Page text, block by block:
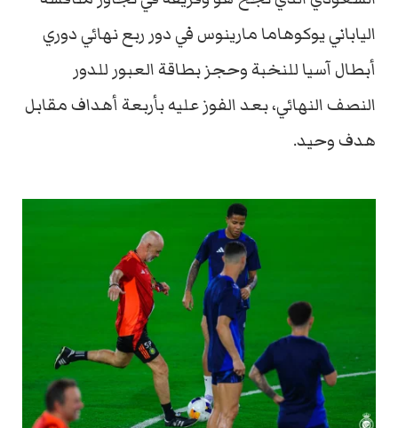
الياباني يوكوهاما مارينوس في دور ربع نهائي دوري
أبطال آسيا للنخبة وحجز بطاقة العبور للدور
النصف النهائي، بعد الفوز عليه بأربعة أهداف مقابل
هدف وحيد.